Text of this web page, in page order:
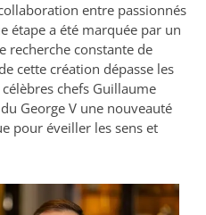
entre passionnés
étape a été marquée par un
recherche constante de
cette création dépasse les
chefs Guillaume
George V une nouveauté
pour éveiller les sens et